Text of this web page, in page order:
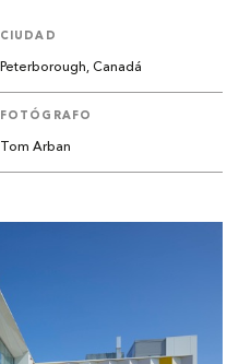
CIUDAD
Peterborough, Canadá
FOTÓGRAFO
Tom Arban